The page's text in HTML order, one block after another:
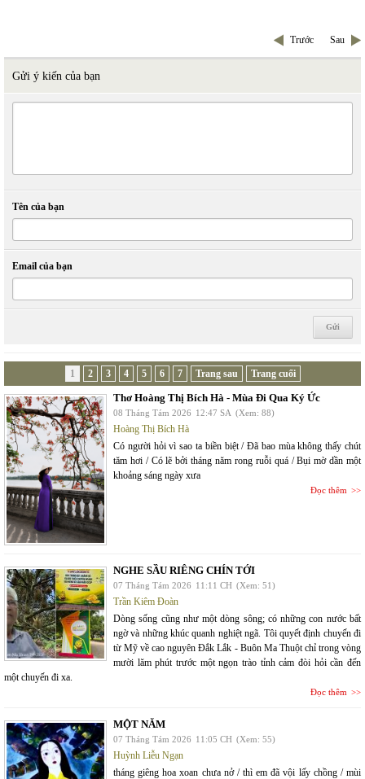
Trước Sau
Gửi ý kiến của bạn
Tên của bạn
Email của bạn
1 2 3 4 5 6 7 Trang sau Trang cuối
Thơ Hoàng Thị Bích Hà - Mùa Đi Qua Ký Ức
08 Tháng Tám 2026 12:47 SA (Xem: 88)
Hoàng Thị Bích Hà
Có người hỏi vì sao ta biền biệt / Đã bao mùa không thấy chút
tăm hơi / Có lẽ bởi tháng năm rong ruỗi quá / Bụi mờ dần một
khoảng sáng ngày xưa
Đọc thêm
NGHE SẦU RIÊNG CHÍN TỚI
07 Tháng Tám 2026 11:11 CH (Xem: 51)
Trần Kiêm Đoàn
Dòng sống cũng như một dòng sông; có những con nước bất
ngờ và những khúc quanh nghiệt ngã. Tôi quyết định chuyến đi
từ Mỹ về cao nguyên Đắk Lắk - Buôn Ma Thuột chỉ trong vòng
mười lăm phút trước một ngọn trào tỉnh cảm đòi hỏi cần đến
một chuyến đi xa.
Đọc thêm
MỘT NĂM
07 Tháng Tám 2026 11:05 CH (Xem: 55)
Huỳnh Liễu Ngạn
tháng giêng hoa xoan chưa nở / thì em đã vội lấy chồng / mùi